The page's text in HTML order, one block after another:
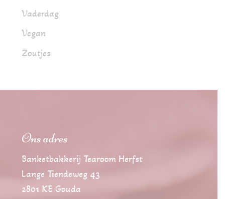
Vaderdag
Vegan
Zoutjes
Ons adres
Banketbakkerij Tearoom Herfst
Lange Tiendeweg 43
2801 KE Gouda